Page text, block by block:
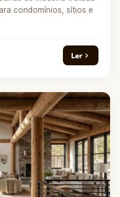
condomínios, sítios e
Ler